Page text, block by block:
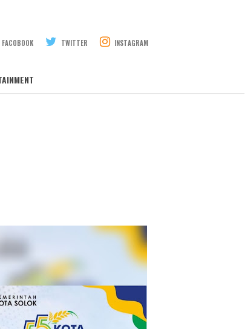
FACOBOOK TWITTER INSTAGRAM